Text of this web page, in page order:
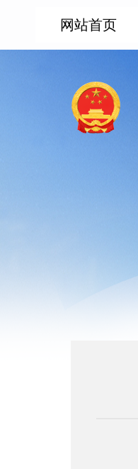
网站首页